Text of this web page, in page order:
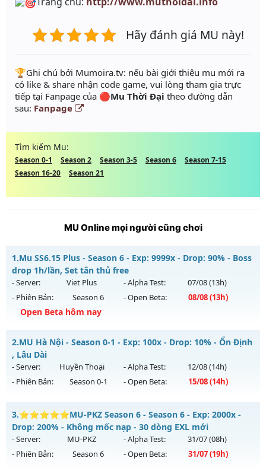
Hãy đánh giá MU này!
️🏆Ghi chú bởi Mumoira.tv: nếu bài giới thiệu mu mới ra
có like & share nhận code game, vui lòng tham gia trực
tiếp tại Fanpage của 🔴Mu Thời Đại theo đường dẫn
sau: Fanpage
Tìm kiếm Mu:
Season 0-1 Season 2 Season 3-5 Season 6
Season 7-15
Season 16-20
Season 21
MU Online mọi người cũng chơi
1.Mu SS6.15 Plus - Season 6 - Exp: 9999x - Drop: 90% - Boss
drop 1h/lần, Set tân thủ free
- Server: Viet Plus - Alpha Test: 07/08(13h)
- Phiên Bản:
Season 6 - Open Beta: 08/08(13h)
Open Beta hôm nay
Mu SS6.15 Plus - Boss drop 1h/lần, Set tân thủ free
Mu mới ra tháng 08 2026 - Mở máy chủ
ngày 08/08/2626
Exp: 9999x - Drop: 90%
Thể loại: Mu Bán Đồ Full Trong Shop
Antihack: Phoenix chống hack mới
2.MU Hà Nội - Season 0-1 - Exp: 100x - Drop: 10% - Ổn Định
, Lâu Dài
- Server: Huyền Thoại - Alpha Test: 12/08(14h)
- Phiên Bản:
Season 0-1 - Open Beta: 15/08(14h)
MU Hà Nội - Ổn Định , Lâu Dài
Mu mới ra tháng 08 2026 - Mở máy chủ Huyền Thoại
14h ngày 15/08/2626
Exp: 100x - Drop: 10%
3.⭐⭐⭐⭐⭐MU-PKZ Season 6 - Season 6 - Exp: 2000x -
Drop: 200% - Không mốc nạp - 30 dòng EXL mới
- Server: MU-PKZ - Alpha Test: 31/07(08h)
- Phiên Bản:
Season 6 - Open Beta: 31/07(19h)